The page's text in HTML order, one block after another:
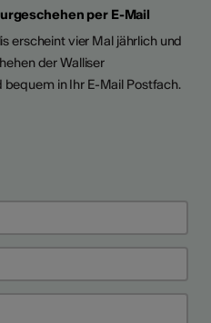
per E-Mail
erscheint vier Mal jährlich und
der Walliser
in Ihr E-Mail Postfach.